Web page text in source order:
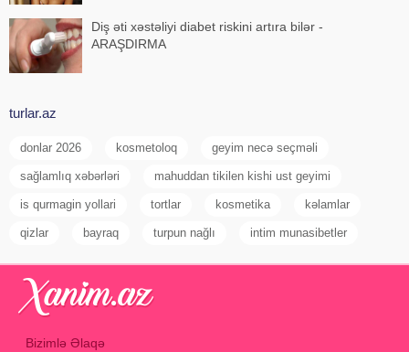
Diş əti xəstəliyi diabet riskini artıra bilər -
ARAŞDIRMA
turlar.az
donlar 2026 kosmetoloq geyim necə seçməli
sağlamlıq xəbərləri mahuddan tikilen kishi ust geyimi
is qurmagin yollari tortlar kosmetika kəlamlar
qizlar bayraq turpun nağlı intim munasibetler
Bizimlə Əlaqə